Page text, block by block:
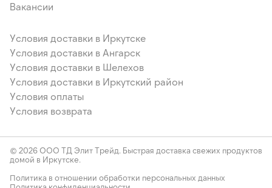
Вакансии
Условия доставки в Иркутске
Условия доставки в Ангарск
Условия доставки в Шелехов
Условия доставки в Иркутский район
Условия оплаты
Условия возврата
© 2026 ООО ТД Элит Трейд. Быстрая доставка свежих продуктов
домой в Иркутске.
Политика в отношении обработки персональных данных